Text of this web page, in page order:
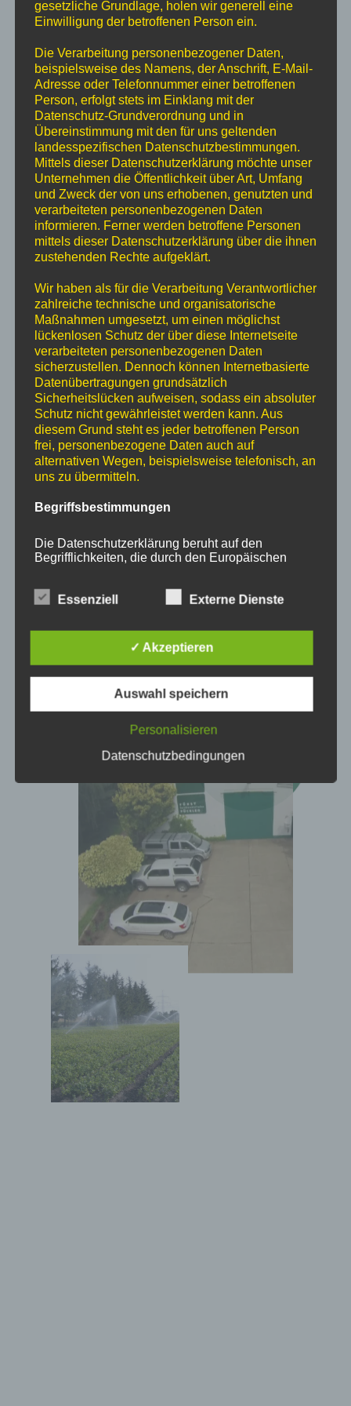
Jungpflanzen für
SORTIMENT
gesetzliche Grundlage, holen wir generell eine
Einwilligung der betroffenen Person ein.
Die Verarbeitung personenbezogener Daten,
beispielsweise des Namens, der Anschrift, E-Mail-
Adresse oder Telefonnummer einer betroffenen
Person, erfolgt stets im Einklang mit der
Datenschutz-Grundverordnung und in
Übereinstimmung mit den für uns geltenden
landesspezifischen Datenschutzbestimmungen.
Mittels dieser Datenschutzerklärung möchte unser
Unternehmen die Öffentlichkeit über Art, Umfang
und Zweck der von uns erhobenen, genutzten und
verarbeiteten personenbezogenen Daten
informieren. Ferner werden betroffene Personen
mittels dieser Datenschutzerklärung über die ihnen
zustehenden Rechte aufgeklärt.
Wir haben als für die Verarbeitung Verantwortlicher
zahlreiche technische und organisatorische
Maßnahmen umgesetzt, um einen möglichst
lückenlosen Schutz der über diese Internetseite
verarbeiteten personenbezogenen Daten
sicherzustellen. Dennoch können Internetbasierte
Datenübertragungen grundsätzlich
Sicherheitslücken aufweisen, sodass ein absoluter
Schutz nicht gewährleistet werden kann. Aus
diesem Grund steht es jeder betroffenen Person
frei, personenbezogene Daten auch auf
alternativen Wegen, beispielsweise telefonisch, an
uns zu übermitteln.
Begriffsbestimmungen
Die Datenschutzerklärung beruht auf den
Begrifflichkeiten, die durch den Europäischen
verwendet wurden. Unsere Datenschutzerklärung
unsere Kunden und Geschäftspartner einfach
lesbar und verständlich sein. Um dies zu
gewährleisten, möchten wir vorab die verwendeten
Begrifflichkeiten erläutern.
Wir verwenden in dieser Datenschutzerklärung
unter anderem die folgenden Begriffe:
a) personenbezogene Daten
Personenbezogene Daten sind alle
Informationen, die sich auf eine identifizierte
oder identifizierbare natürliche Person (im
Folgenden „betroffene Person") beziehen. Als
identifizierbar wird eine natürliche Person
angesehen, die direkt oder indirekt,
insbesondere mittels Zuordnung zu einer
Kennung wie einem Namen, zu einer
Kennnummer, zu Standortdaten, zu einer
Online-Kennung oder zu einem oder mehreren
besonderen Merkmalen, die Ausdruck der
physischen, physiologischen, genetischen,
psychischen, wirtschaftlichen, kulturellen oder
sozialen Identität dieser natürlichen Person
sind, identifiziert werden kann.
b) betroffene Person
Betroffene Person ist jede identifizierte oder
Essenziell Externe Dienste
✓ Akzeptieren
Auswahl speichern
Personalisieren
Datenschutzbedingungen